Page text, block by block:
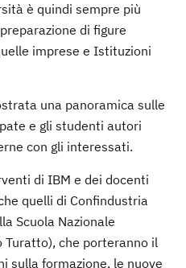
è quindi sempre più
di figure
imprese e Istituzioni
una panoramica sulle
e gli studenti autori
con gli interessati.
di IBM e dei docenti
quelli di Confindustria
Scuola Nazionale
Turatto), che porteranno il
sulla formazione, le nuove